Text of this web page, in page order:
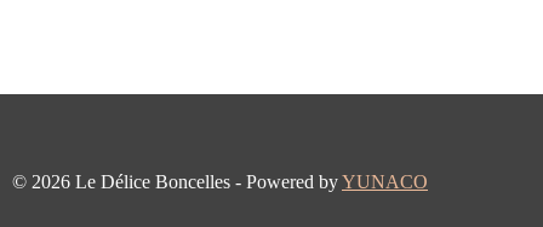
© 2026 Le Délice Boncelles - Powered byYUNACO